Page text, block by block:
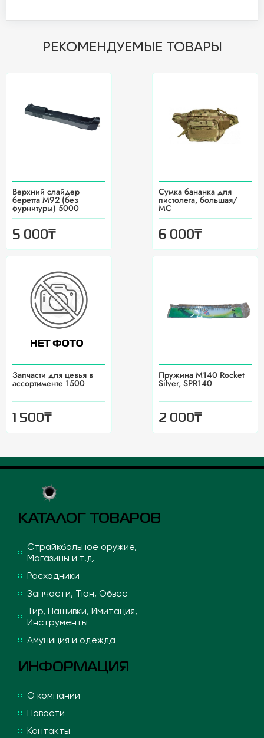
РЕКОМЕНДУЕМЫЕ ТОВАРЫ
Верхний слайдер
беретта М92 (без
фурнитуры) 5000
5 000₸
Сумка бананка для
пистолета, большая/
MC
6 000₸
Запчасти для цевья в
ассортименте 1500
1 500₸
Пружина M140 Rocket
Silver, SPR140
2 000₸
КАТАЛОГ ТОВАРОВ
Страйкбольное оружие,
Магазины и т.д.
Расходники
Запчасти, Тюн, Обвес
Тир, Нашивки, Имитация,
Инструменты
Амуниция и одежда
ИНФОРМАЦИЯ
О компании
Новости
Контакты